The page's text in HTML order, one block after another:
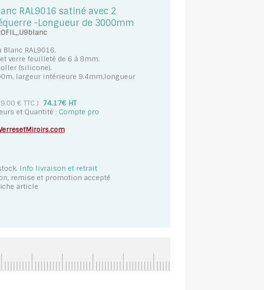
RAL9016 satiné avec 2
-Longueur de 3000mm
RAL9016.
verre feuilleté de 6 à 8mm.
(silicone).
largeur intérieure 9.4mm,longueur
€ TTC ) 74.17€ HT
et Quantité : Compte pro
. Info livraison et retrait
remise et promotion accepté
article